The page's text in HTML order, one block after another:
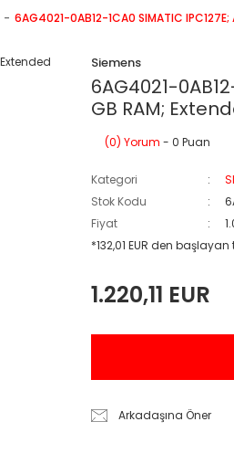
6AG4021-0AB12-1CA0 SIMATIC
Siemens
6AG4021-
GB RAM;
(0) Yorum - 0 Puan
Kategori
Stok Kodu
Fiyat
*132,01 EUR den
1.220,11 EUR
Arkadaşına Öner